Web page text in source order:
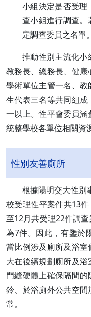
小組決定是否受理
查小組進行調查
定調查委員之名單。
推動性別主流化小
教務長、總務長、健
學術單位主管一名、
生代表三名等共同組
一以上。性平會委員
統整學校各單位相關資
性別友善廁所
根據陽明交大性別
校受理性平案件共13
至12月共受理22件調
為7件。因此，有鑒於
當比例涉及廁所及浴
大在後續規劃廁所及浴
門縫硬體上確保隔間
鈴、於浴廁外公共空
常。